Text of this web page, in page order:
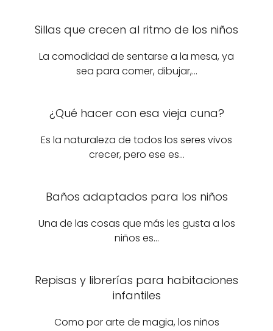
Sillas que crecen al ritmo de los niños
La comodidad de sentarse a la mesa, ya
sea para comer, dibujar,…
¿Qué hacer con esa vieja cuna?
Es la naturaleza de todos los seres vivos
crecer, pero ese es…
Baños adaptados para los niños
Una de las cosas que más les gusta a los
niños es…
Repisas y librerías para habitaciones
infantiles
Como por arte de magia, los niños